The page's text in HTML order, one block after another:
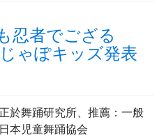
忍者でござる
ゃぽキッズ発表
於舞踊研究所、 推薦 ：一般
本児童舞踊協会